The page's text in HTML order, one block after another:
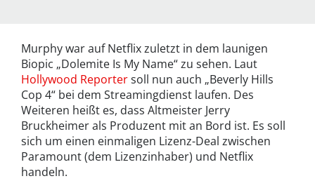
Murphy war auf Netflix zuletzt in dem launigen
Biopic „Dolemite Is My Name“ zu sehen. Laut
Hollywood Reportersoll nun auch „Beverly Hills
Cop 4“ bei dem Streamingdienst laufen. Des
Weiteren heißt es, dass Altmeister Jerry
Bruckheimer als Produzent mit an Bord ist. Es soll
sich um einen einmaligen Lizenz-Deal zwischen
Paramount (dem Lizenzinhaber) und Netflix
handeln.